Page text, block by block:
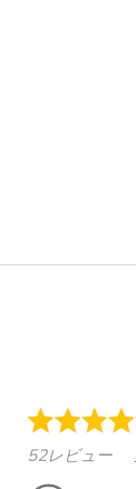
52レビュー